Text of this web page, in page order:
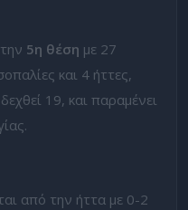
5η θέση με 27
και 4 ήττες,
19, και παραμένει
από την ήττα με 0-2